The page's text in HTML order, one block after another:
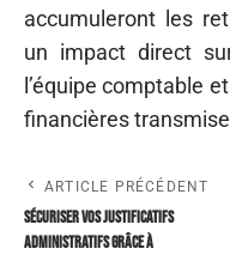
accumuleront les
un impact direct
l’équipe comptable
financières
ARTICLE PRÉCÉDENT
Sécuriser vos justificatifs
administratifs grâce à